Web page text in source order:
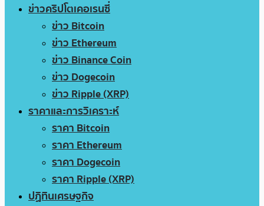
ข่าวคริปโตเคอเรนซี่
ข่าว Bitcoin
ข่าว Ethereum
ข่าว Binance Coin
ข่าว Dogecoin
ข่าว Ripple (XRP)
ราคาและการวิเคราะห์
ราคา Bitcoin
ราคา Ethereum
ราคา Dogecoin
ราคา Ripple (XRP)
ปฏิทินเศรษฐกิจ